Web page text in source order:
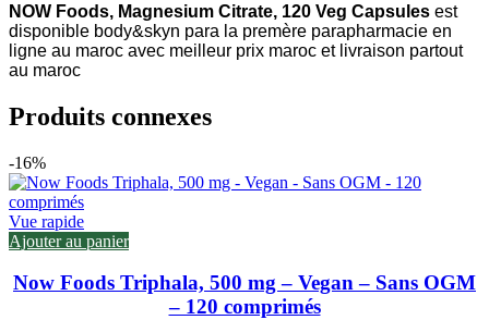
NOW Foods, Magnesium Citrate, 120 Veg Capsules est
disponible body&skyn para la premère parapharmacie en
ligne au maroc avec meilleur prix maroc et livraison partout
au maroc
Produits connexes
-16%
Vue rapide
Ajouter au panier
Now Foods Triphala, 500 mg – Vegan – Sans OGM
– 120 comprimés